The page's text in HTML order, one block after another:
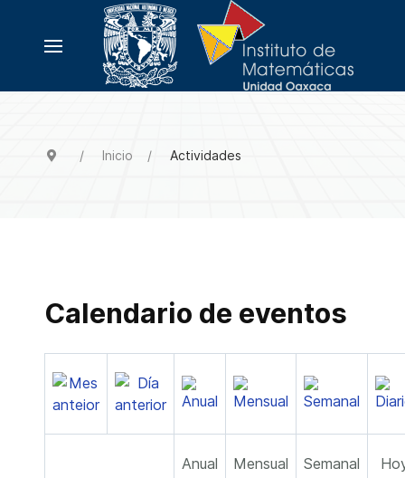
Inicio Actividades
Calendario de eventos
Anual Mensual Semanal